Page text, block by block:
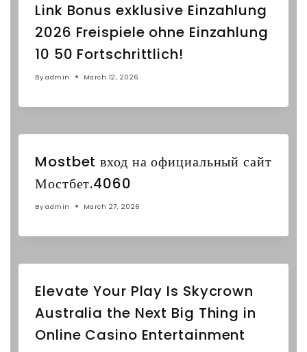
Link Bonus exklusive Einzahlung
2026 Freispiele ohne Einzahlung
10 50 Fortschrittlich!
By admin March 12, 2026
Mostbet вход на официальный сайт
Мостбет.4060
By admin March 27, 2026
Elevate Your Play Is Skycrown
Australia the Next Big Thing in
Online Casino Entertainment